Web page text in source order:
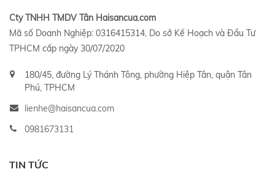
Cty TNHH TMDV Tân Haisancua.com
Mã số Doanh Nghiệp: 0316415314, Do sở Kế Hoạch và Đầu Tư
TPHCM cấp ngày 30/07/2020
180/45, đường Lý Thánh Tông, phường Hiệp Tân, quận Tân
Phú, TPHCM
lienhe@haisancua.com
0981673131
TIN TỨC